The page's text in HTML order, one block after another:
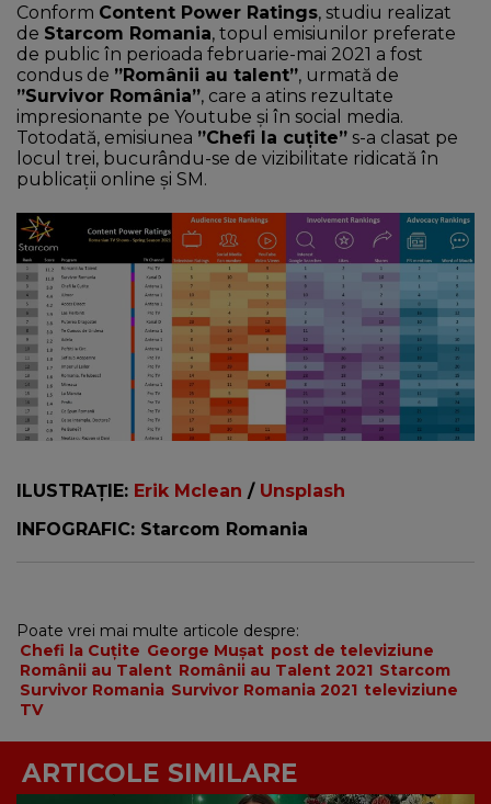
Conform Content Power Ratings, studiu realizat
de Starcom Romania, topul emisiunilor preferate
de public în perioada februarie-mai 2021 a fost
condus de ”Românii au talent”, urmată de
”Survivor România”, care a atins rezultate
impresionante pe Youtube și în social media.
Totodată, emisiunea ”Chefi la cuțite” s-a clasat pe
locul trei, bucurându-se de vizibilitate ridicată în
publicații online și SM.
ILUSTRAȚIE: Erik Mclean / Unsplash
INFOGRAFIC: Starcom Romania
Poate vrei mai multe articole despre:
Chefi la Cuțite George Mușat post de televiziune
Românii au Talent Românii au Talent 2021 Starcom
Survivor Romania Survivor Romania 2021 televiziune
TV
ARTICOLE SIMILARE